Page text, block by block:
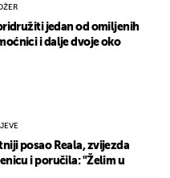
jedan od omiljenih
i dalje dvoje oko
posao Reala, zvijezda
i poručila: "Želim u